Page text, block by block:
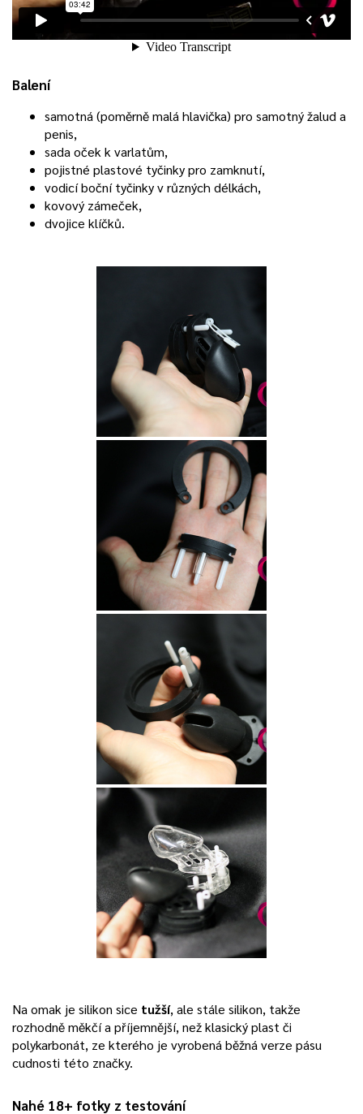
Balení
samotná (poměrně malá hlavička) pro samotný žalud a
penis,
sada oček k varlatům,
pojistné plastové tyčinky pro zamknutí,
vodicí boční tyčinky v různých délkách,
kovový zámeček,
dvojice klíčků.
Na omak je silikon sice tužší, ale stále silikon, takže
rozhodně měkčí a příjemnější, než klasický plast či
polykarbonát, ze kterého je vyrobená běžná verze pásu
cudnosti této značky.
Nahé 18+ fotky z testování